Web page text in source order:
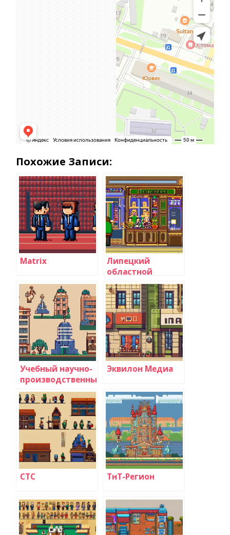
Похожие Записи:
Matrix
Липецкий
областной
радиотелевизионный
передающий
центр
Учебный научно-
производственный
центр СМИ
Эквилон Медиа
СТС ТнТ-Регион